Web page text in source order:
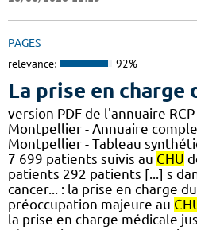
PAGES
relevance: 92%
La prise en charge
version PDF de l'annuaire RCP
Montpellier - Annuaire
Montpellier - Tableau
7 699 patients suivis au CHU
patients 292 patients [...] s
cancer... : la prise en charge
préoccupation majeure au
la prise en charge médicale